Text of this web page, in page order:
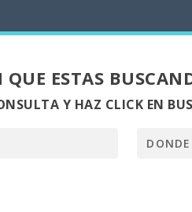
ESTAS
Y HAZ CLICK EN